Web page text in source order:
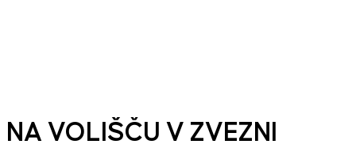
NA VOLIŠČU V ZVEZNI